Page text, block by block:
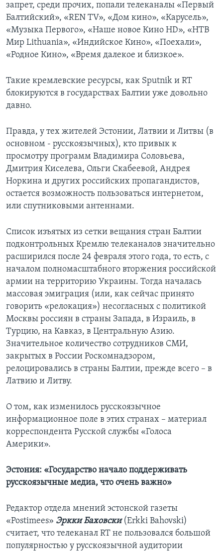
запрет, среди прочих, попали телеканалы «Первый
Балтийский», «REN TV», «Дом кино», «Карусель»,
«Музыка Первого», «Наше новое Кино HD», «НТВ
Мир Lithuania», «Индийское Кино», «Поехали»,
«Родное Кино», «Время далекое и близкое».
Такие кремлевские ресурсы, как Sputnik и RT
блокируются в государствах Балтии уже довольно
давно.
Правда, у тех жителей Эстонии, Латвии и Литвы (в
основном - русскоязычных), кто привык к
просмотру программ Владимира Соловьева,
Дмитрия Киселева, Ольги Скабеевой, Андрея
Норкина и других российских пропагандистов,
остается возможность пользоваться интернетом,
или спутниковыми антеннами.
Список изъятых из сетки вещания стран Балтии
подконтрольных Кремлю телеканалов значительно
расширился после 24 февраля этого года, то есть, с
началом полномасштабного вторжения российской
армии на территорию Украины. Тогда началась
массовая эмиграция (или, как сейчас принято
говорить «релокация») несогласных с политикой
Москвы россиян в страны Запада, в Израиль, в
Турцию, на Кавказ, в Центральную Азию.
Значительное количество сотрудников СМИ,
закрытых в России Роскомнадзором,
релоцировались в страны Балтии, прежде всего – в
Латвию и Литву.
О том, как изменилось русскоязычное
информационное поле в этих странах – материал
корреспондента Русской службы «Голоса
Америки».
Эстония: «Государство начало поддерживать
русскоязычные медиа, что очень важно»
Редактор отдела мнений эстонской газеты
«Postimees» Эркки Баховски (Erkki Bahovski)
считает, что телеканал RT не пользовался большой
популярностью у русскоязычной аудитории